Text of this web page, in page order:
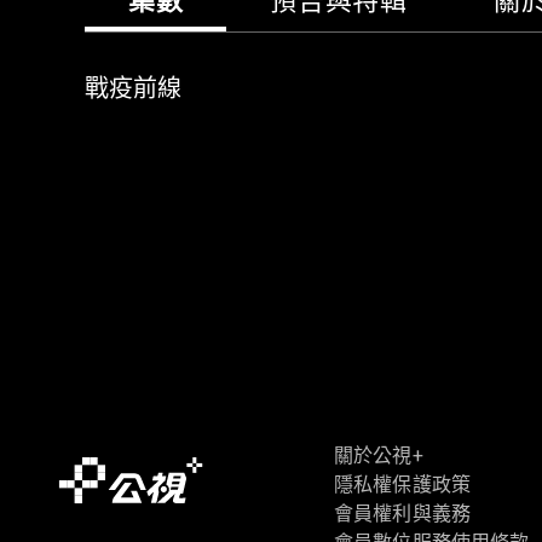
戰疫前線
關於公視+
隱私權保護政策
會員權利與義務